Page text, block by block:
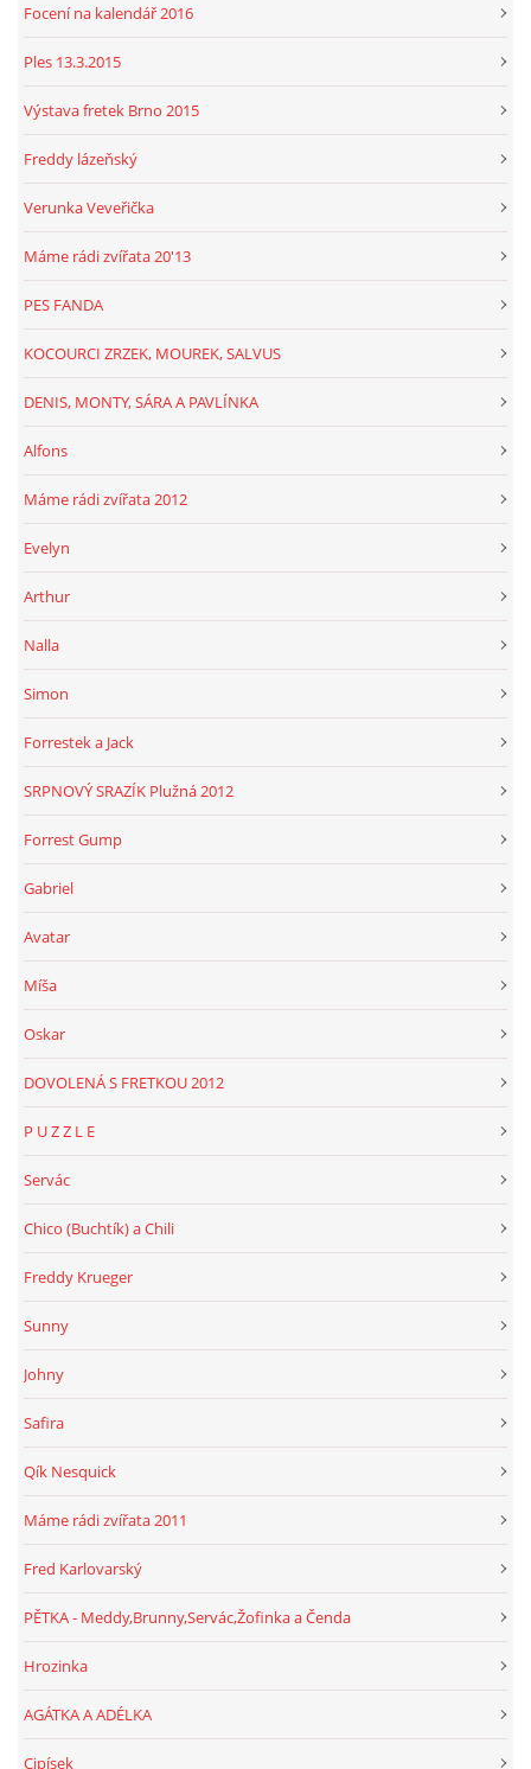
Focení na kalendář 2016
Ples 13.3.2015
Výstava fretek Brno 2015
Freddy lázeňský
Verunka Veveřička
Máme rádi zvířata 20'13
PES FANDA
KOCOURCI ZRZEK, MOUREK, SALVUS
DENIS, MONTY, SÁRA A PAVLÍNKA
Alfons
Máme rádi zvířata 2012
Evelyn
Arthur
Nalla
Simon
Forrestek a Jack
SRPNOVÝ SRAZÍK Plužná 2012
Forrest Gump
Gabriel
Avatar
Míša
Oskar
DOVOLENÁ S FRETKOU 2012
P U Z Z L E
Servác
Chico (Buchtík) a Chili
Freddy Krueger
Sunny
Johny
Safira
Qík Nesquick
Máme rádi zvířata 2011
Fred Karlovarský
PĚTKA - Meddy,Brunny,Servác,Žofinka a Čenda
Hrozinka
AGÁTKA A ADÉLKA
Cipísek